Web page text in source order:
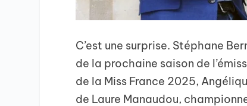
C’est une surprise. Stéphane
de la prochaine saison de
de la Miss France 2025,
de Laure Manaudou,